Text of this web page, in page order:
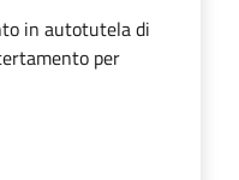
in autotutela di
per